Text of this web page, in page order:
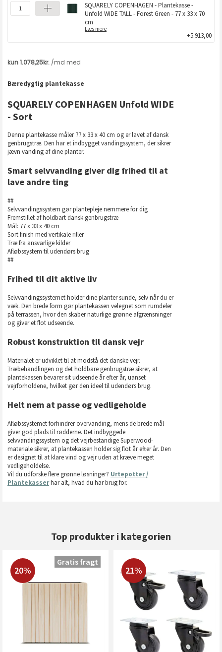
SQUARELY COPENHAGEN - Plantekasse -
Unfold WIDE TALL - Forest Green - 77 x 33 x 70
cm
Læs mere
+5.913,00
Bæredygtig plantekasse
SQUARELY COPENHAGEN Unfold WIDE
- Sort
Denne plantekasse måler 77 x 33 x 40 cm og er lavet af dansk
genbrugstræ. Den har et indbygget vandingssystem, der sikrer
jævn vanding af dine planter.
Smart selvvanding giver dig frihed til at
lave andre ting
##
Selvvandingssystem gør plantepleje nemmere for dig
Fremstillet af holdbart dansk genbrugstræ
Mål: 77 x 33 x 40 cm
Sort finish med vertikale riller
Træ fra ansvarlige kilder
Afløbssystem til udendørs brug
##
Frihed til dit aktive liv
Selvvandingssystemet holder dine planter sunde, selv når du er
væk. Den brede form gør plantekassen velegnet som rumdeler
på terrassen, hvor den skaber naturlige grønne afgrænsninger
og giver et flot udseende.
Robust konstruktion til dansk vejr
Materialet er udviklet til at modstå det danske vejr.
Træbehandlingen og det holdbare genbrugstræ sikrer, at
plantekassen bevarer sit udseende år efter år, uanset
vejrforholdene, hvilket gør den ideel til udendørs brug.
Helt nem at passe og vedligeholde
Afløbssystemet forhindrer overvanding, mens de brede mål
giver god plads til rødderne. Det indbyggede
selvvandingssystem og det vejrbestandige Superwood-
materiale sikrer, at plantekassen holder sig flot år efter år. Den
er designet til at klare vind og vejr uden at kræve meget
vedligeholdelse.
Vil du udforske flere grønne løsninger? Urtepotter /
Plantekasserhar alt, hvad du har brug for.
Top produkter i kategorien
20%
Gratis fragt
21%